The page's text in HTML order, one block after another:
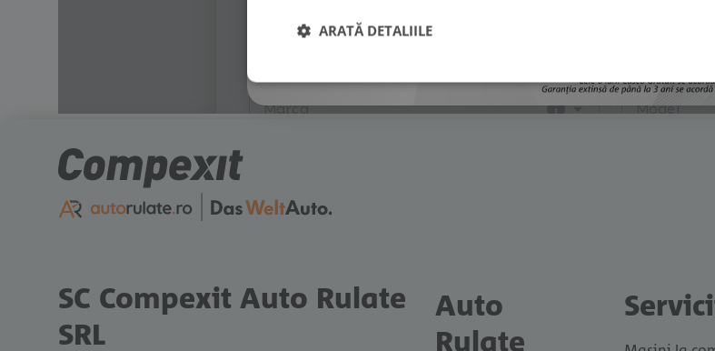
SC Compexit Auto Rulate
SRL
Auto
Rulate
ARATĂ DETALIILE